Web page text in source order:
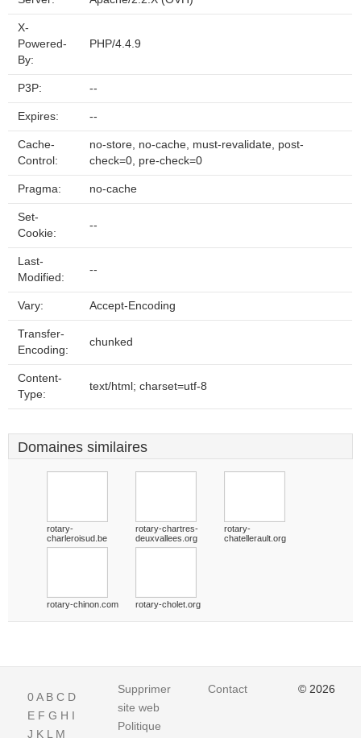
X-
Powered-
By:
PHP/4.4.9
P3P: --
Expires: --
Cache-
Control:
no-store, no-cache, must-revalidate, post-
check=0, pre-check=0
Pragma: no-cache
Set-
Cookie:
--
Last-
Modified:
--
Vary: Accept-Encoding
Transfer-
Encoding:
chunked
Content-
Type:
text/html; charset=utf-8
Domaines similaires
rotary-
charleroisud.be
rotary-chartres-
deuxvallees.org
rotary-
chatellerault.org
rotary-chinon.com rotary-cholet.org
0A B C D
E F G H I
J K L M
Supprimer
site web
Politique
Contact © 2026